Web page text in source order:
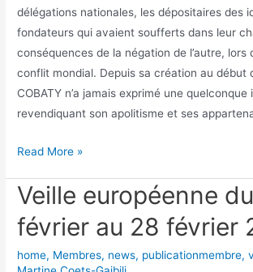
délégations nationales, les dépositaires des
fondateurs qui avaient soufferts dans leur
conséquences de la négation de l’autre, lors
conflit mondial. Depuis sa création au début
COBATY n’a jamais exprimé une quelconque
revendiquant son apolitisme et ses
Read More »
Veille européenne
février au 28 février
home, Membres, news, publicationmembre,